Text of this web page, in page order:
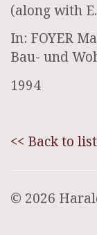
(along with
In: FOYER
Bau- und
1994
<< Back to list
© 2026